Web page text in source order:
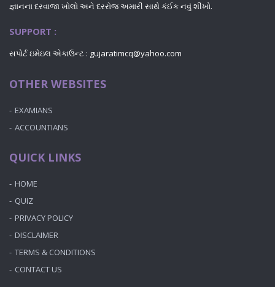
જ્ઞાનના દરવાજા ખોલો અને દરરોજ અમારી સાથે કંઈક નવું શીખો.
SUPPORT :
સપોર્ટ ઇમેઇલ એકાઉન્ટ : gujaratimcq@yahoo.com
OTHER WEBSITES
EXAMIANS
ACCOUNTIANS
QUICK LINKS
HOME
QUIZ
PRIVACY POLICY
DISCLAIMER
TERMS & CONDITIONS
CONTACT US